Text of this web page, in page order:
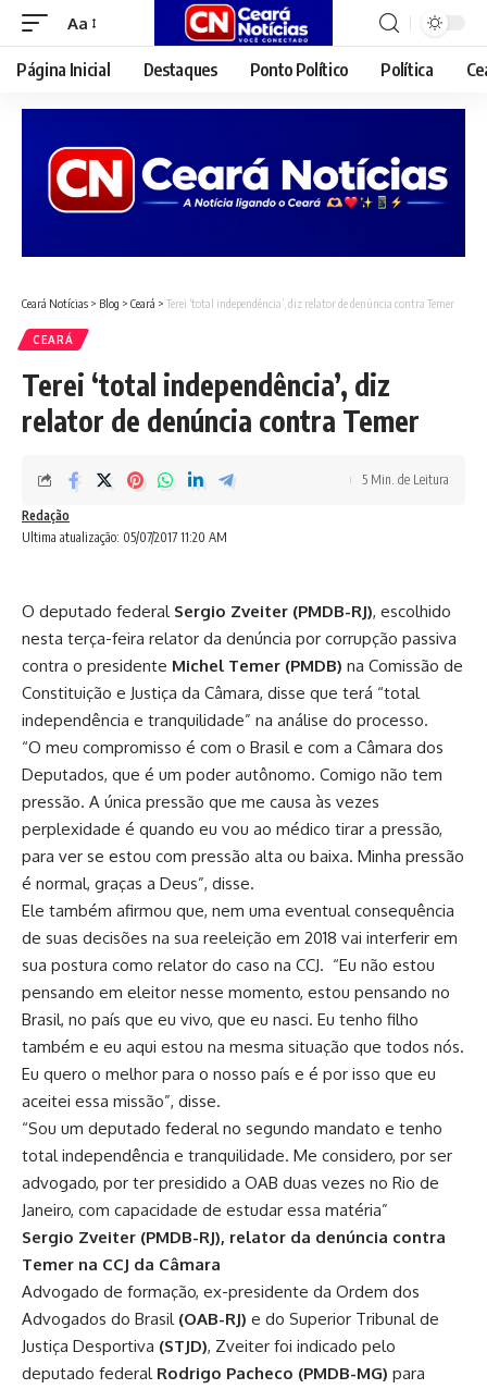
Font
Resizer
Aa
Página Inicial Destaques Ponto Político Política
Ceará Notícias > Blog > Ceará > Terei ‘total independência’, diz relator de denúncia contra Temer
CEARÁ
Terei ‘total independência’, diz
relator de denúncia contra Temer
Ultima atualização: 05/07/2017 11:20 AM
Redação
5 Min. de Leitura
O deputado federal Sergio Zveiter (PMDB-RJ), escolhido
nesta terça-feira relator da denúncia por corrupção passiva
contra o presidente Michel Temer (PMDB) na Comissão de
Constituição e Justiça da Câmara, disse que terá “total
independência e tranquilidade” na análise do processo.
“O meu compromisso é com o Brasil e com a Câmara dos
Deputados, que é um poder autônomo. Comigo não tem
pressão. A única pressão que me causa às vezes
perplexidade é quando eu vou ao médico tirar a pressão,
para ver se estou com pressão alta ou baixa. Minha pressão
é normal, graças a Deus”, disse.
Ele também afirmou que, nem uma eventual consequência
de suas decisões na sua reeleição em 2018 vai interferir em
sua postura como relator do caso na CCJ. “Eu não estou
pensando em eleitor nesse momento, estou pensando no
Brasil, no país que eu vivo, que eu nasci. Eu tenho filho
também e eu aqui estou na mesma situação que todos nós.
Eu quero o melhor para o nosso país e é por isso que eu
aceitei essa missão”, disse.
“Sou um deputado federal no segundo mandato e tenho
total independência e tranquilidade. Me considero, por ser
advogado, por ter presidido a OAB duas vezes no Rio de
Janeiro, com capacidade de estudar essa matéria”
Sergio Zveiter (PMDB-RJ), relator da denúncia contra
Temer na CCJ da Câmara
Advogado de formação, ex-presidente da Ordem dos
Advogados do Brasil(OAB-RJ) e do Superior Tribunal de
Justiça Desportiva (STJD), Zveiter foi indicado pelo
deputado federal Rodrigo Pacheco (PMDB-MG) para